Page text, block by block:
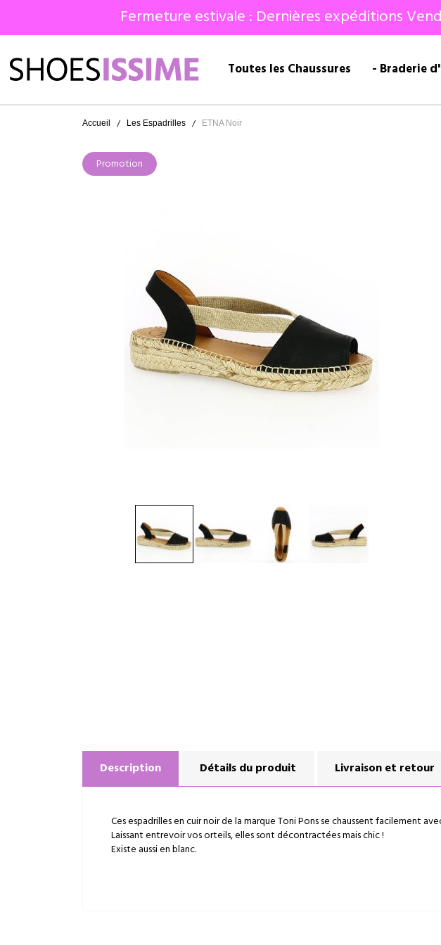
Fermeture estivale : Dernières expéditions
Toutes les Chaussures - Braderie
Accueil Les Espadrilles ETNA Noir
Promotion
Description Détails du produit Livraison et retour
Ces espadrilles en cuir noir de la marque Toni Pons se chaussent facilement
Laissant entrevoir vos orteils, elles sont décontractées mais chic !
Existe aussi en blanc.